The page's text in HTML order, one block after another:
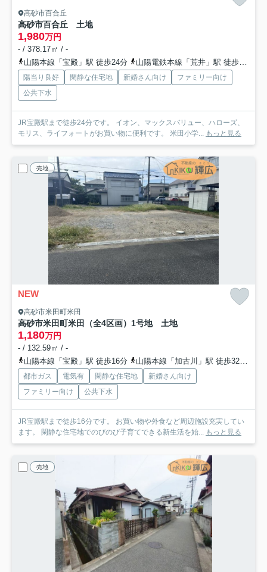
高砂市百合丘
高砂市百合丘 土地
1,980万円
- / 378.17㎡ / -
山陽本線「宝殿」駅 徒歩24分
山陽電鉄本線「荒井」駅 徒歩25分
陽当り良好 閑静な住宅地 新婚さん向け
ファミリー向け
公共下水
JR宝殿駅まで徒歩24分です。 イオン、マックスバリュー、ハローズ、
モリス、ライフォートがお買い物に便利です。 米田小学...
もっと見る
売地
NEW
高砂市米田町米田
高砂市米田町米田（全4区画）1号地 土地
1,180万円
- / 132.59㎡ / -
山陽本線「宝殿」駅 徒歩16分
山陽本線「加古川」駅 徒歩32分
都市ガス 電気有 閑静な住宅地
新婚さん向け
ファミリー向け
公共下水
JR宝殿駅まで徒歩16分です。 お買い物や外食など周辺施設充実してい
ます。 閑静な住宅地でのびのび子育てできる新生活を始... もっと見る
売地